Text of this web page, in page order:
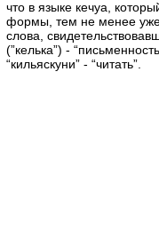
что в языке кечуа,
формы, тем не менее уже
слова,
(”келька”) -
“кильяскуни” - “читать”.